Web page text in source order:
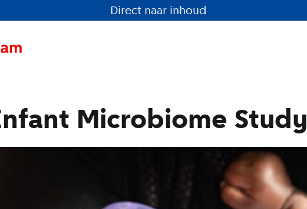
Direct naar inhoud
Microbiome Study